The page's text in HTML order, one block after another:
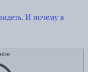
И почему в